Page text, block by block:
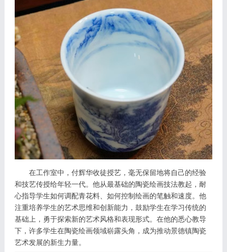
在工作室中，付辉华收徒授艺，毫无保留地将自己的经验
和技艺传授给年轻一代。他从最基础的陶瓷绘画技法教起，耐
心指导学生如何调配青花料、如何控制绘画的笔触和速度。他
注重培养学生的艺术思维和创新能力，鼓励学生在学习传统的
基础上，勇于探索新的艺术风格和表现形式。在他的悉心教导
下，许多学生在陶瓷绘画领域崭露头角，成为推动景德镇陶瓷
艺术发展的新生力量。